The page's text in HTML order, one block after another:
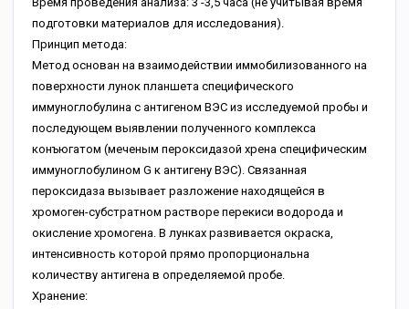
подготовки материалов для исследования).
Принцип метода:
Метод основан на взаимодействии иммобилизованного на
поверхности лунок планшета специфического
иммуноглобулина с антигеном ВЭС из исследуемой пробы и
последующем выявлении полученного комплекса
конъюгатом (меченым пероксидазой хрена специфическим
иммуноглобулином G к антигену ВЭС). Связанная
пероксидаза вызывает разложение находящейся в
хромоген-субстратном растворе перекиси водорода и
окисление хромогена. В лунках развивается окраска,
интенсивность которой прямо пропорциональна
количеству антигена в определяемой пробе.
Хранение: